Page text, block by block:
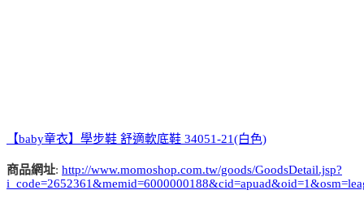
【baby童衣】學步鞋 舒適軟底鞋 34051-21(白色)
商品網址: http://www.momoshop.com.tw/goods/GoodsDetail.jsp?